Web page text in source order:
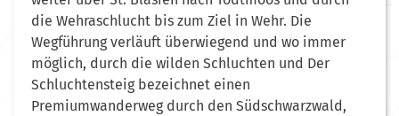
die Wehraschlucht bis zum Ziel in Wehr. Die
Wegführung verläuft überwiegend und wo immer
möglich, durch die wilden Schluchten und Der
Schluchtensteig bezeichnet einen
Premiumwanderweg durch den Südschwarzwald,